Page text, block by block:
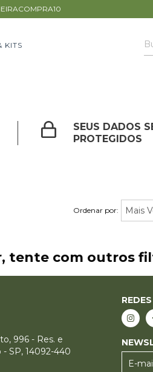
KITS
SEUS DADOS
PROTEGIDOS
Ordenar por:
tente com outros
996 - Res. e
SP, 14092-440